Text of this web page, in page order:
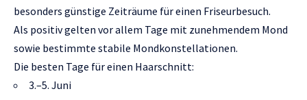
besonders günstige Zeiträume für einen Friseurbesuch.
Als positiv gelten vor allem Tage mit zunehmendem Mond
sowie bestimmte stabile Mondkonstellationen.
Die besten Tage für einen Haarschnitt:
3.–5. Juni